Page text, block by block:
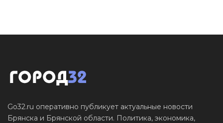
Go32.ru оперативно публикует актуальные новости
Брянска и Брянской области. Политика, экономика,